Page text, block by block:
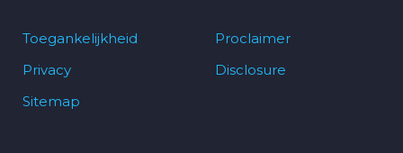
Footer
Toegankelijkheid
Privacy
Sitemap
Proclaimer
Disclosure